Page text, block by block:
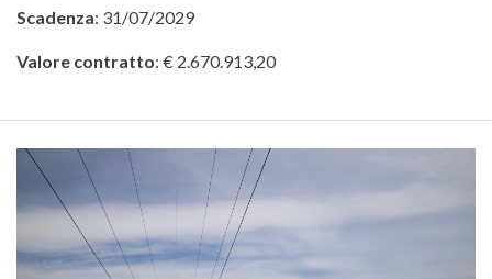
Scadenza: 31/07/2029
Valore contratto: € 2.670.913,20